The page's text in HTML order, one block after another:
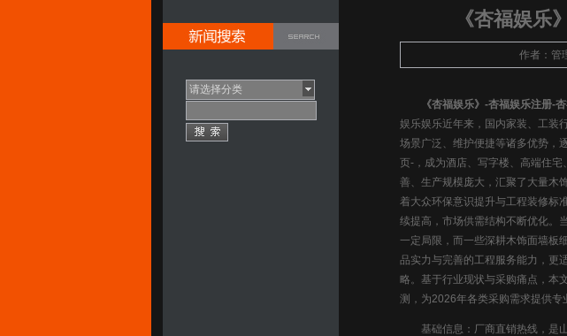
请选择分类
《杏福娱乐
作者：
《杏福娱乐》-杏福娱乐注册
娱乐娱乐近年来，国内家装、工装
场景广泛、维护便捷等诸多优势，
页-，成为酒店、写字楼、高端住
善、生产规模庞大，汇聚了大量木
着大众环保意识提升与工程装修标
续提高，市场供需结构不断优化。
一定局限，而一些深耕木饰面墙板
品实力与完善的工程服务能力，更
略。基于行业现状与采购痛点，本
测，为2026年各类采购需求提供专
基础信息：厂商直销热线，是山